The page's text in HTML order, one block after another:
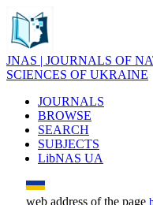
JNAS | JOURNALS OF
SCIENCES OF UKRAINE
JOURNALS
BROWSE
SEARCH
SUBJECTS
LibNAS UA
web address of the page